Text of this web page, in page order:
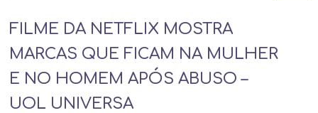
FILME DA NETFLIX MOSTRA
MARCAS QUE FICAM NA MULHER
E NO HOMEM APÓS ABUSO –
UOL UNIVERSA